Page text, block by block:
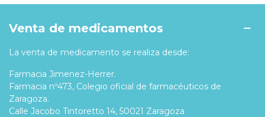
Venta de medicamentos
La venta de medicamento se realiza desde:
Farmacia Jimenez-Herrer.
Farmacia nº473, Colegio oficial de farmacéuticos de
Zaragoza.
Calle Jacobo Tintoretto 14, 50021 Zaragoza